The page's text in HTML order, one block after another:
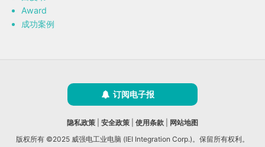
Award
成功案例
订阅电子报
隐私政策 安全政策 使用条款
网站地图
版权所有 ©2025 威强电工业电脑 (IEI Integration Corp.)。保留所有权利。